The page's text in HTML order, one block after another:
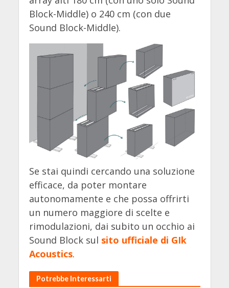
Block-Middle) o 240 cm (con due
Sound Block-Middle).
Se stai quindi cercando una soluzione
efficace, da poter montare
autonomamente e che possa offrirti
un numero maggiore di scelte e
rimodulazioni, dai subito un occhio ai
Sound Block sul sito ufficiale di GIk
Acoustics.
Potrebbe Interessarti